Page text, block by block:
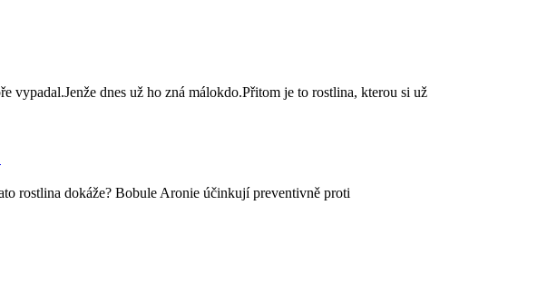
dnes už ho zná málokdo.Přitom je to rostlina, kterou si už
rostlina dokáže? Bobule Aronie účinkují preventivně proti